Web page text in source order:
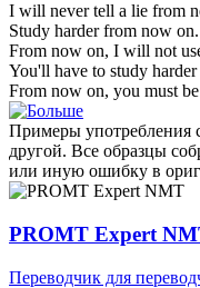
I will never tell a lie from
Study harderfrom now on.
From now on, I will not
You'll have to study harder
From now on, you must
Примеры употребления
другой. Все образцы
или иную ошибку в
PROMT Expert
Переводчик для